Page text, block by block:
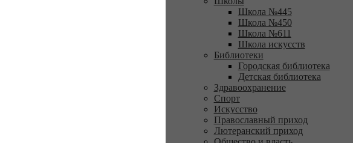
Школа №445
Школа №450
Школа №611
Школа искусств
Библиотеки
Городская библиотека
Детская библиотека
Здравоохранение
Спорт
Искусство
Православный приход
Лютеранский приход